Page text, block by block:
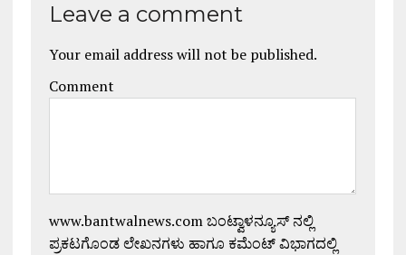
Leave a comment
Your email address will not be published.
Comment
www.bantwalnews.com ಬಂಟ್ವಾಳನ್ಯೂಸ್ ನಲ್ಲಿ
ಪ್ರಕಟಗೊಂಡ ಲೇಖನಗಳು ಹಾಗೂ ಕಮೆಂಟ್ ವಿಭಾಗದಲ್ಲಿ